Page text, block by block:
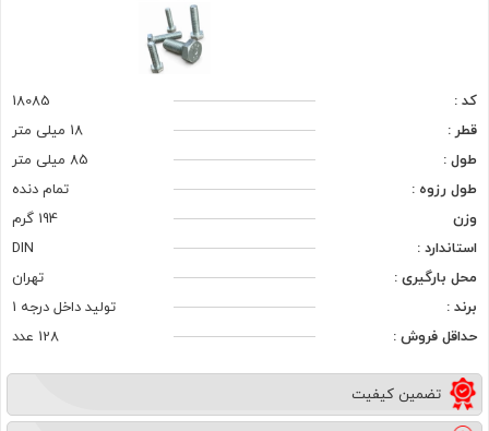
کد :
18085
قطر :
18 میلی متر
طول :
85 میلی متر
طول رزوه :
تمام دنده
وزن
194 گرم
استاندارد :
DIN
محل بارگیری :
تهران
برند :
تولید داخل درجه 1
حداقل فروش :
128 عدد
تضمین کیفیت